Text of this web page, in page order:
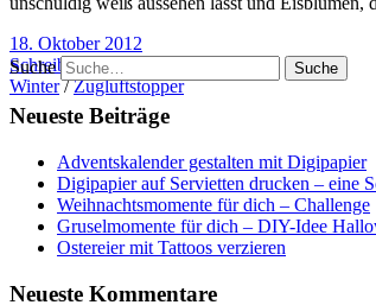
18. Oktober 2012
Schreibe einen Kommentar
Winter/Zugluftstopper
Suche
Neueste Beiträge
Adventskalender gestalten mit Digipapier
Digipapier auf Servietten drucken – eine
Weihnachtsmomente für dich – Challenge
Gruselmomente für dich – DIY-Idee
Ostereier mit Tattoos verzieren
Neueste Kommentare